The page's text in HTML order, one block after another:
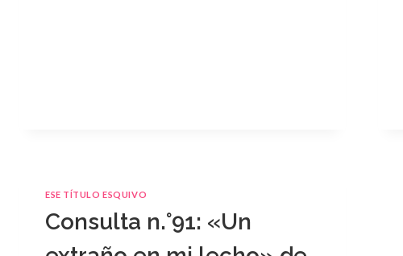
ESE TÍTULO ESQUIVO
Consulta n.°91: «Un